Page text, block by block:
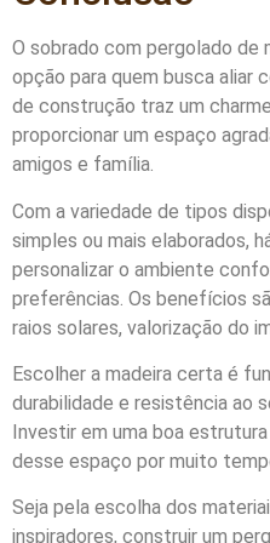
O sobrado com pergolado de
opção para quem busca
de construção traz um
proporcionar um espaço
amigos e família.
Com a variedade de tipos
simples ou mais elaborados,
personalizar o ambiente
preferências. Os benefícios
raios solares, valorização do
Escolher a madeira certa é
durabilidade e resistência ao
Investir em uma boa
desse espaço por muito
Seja pela escolha dos
inspiradores, construir um